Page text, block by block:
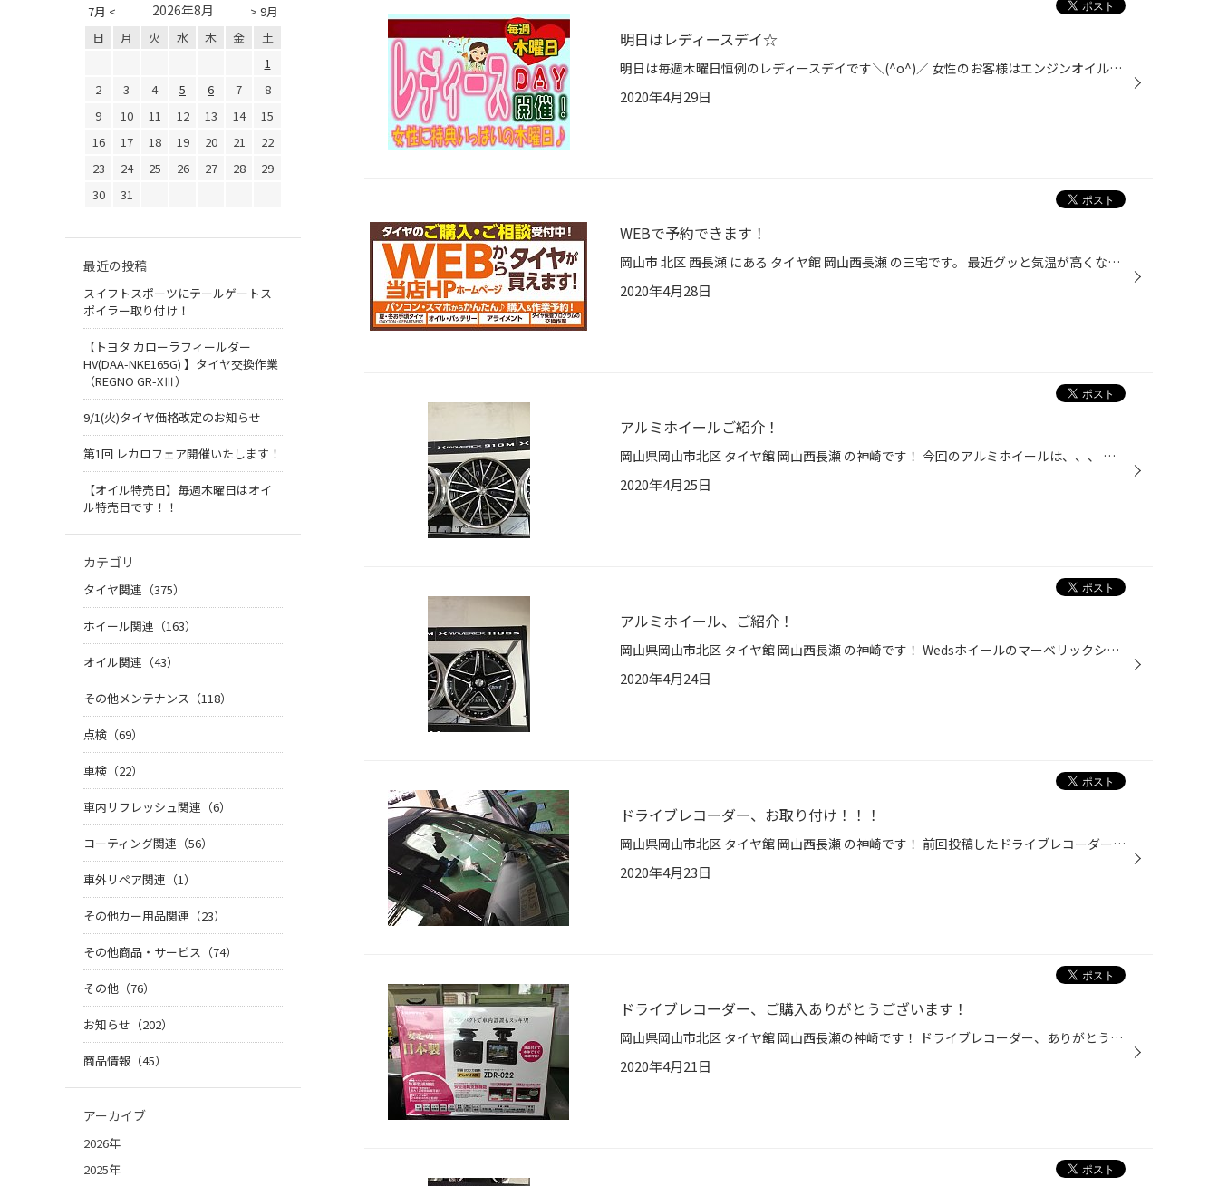
明日はレディースデイ☆
明日は毎週木曜日恒例のレディースデイです＼(^o^)／ 女性のお客様はエンジンオイル交換やバッテリー交換、ワイパー交換などの メンテナンス商品がお買い得☆ 男性の方も女性の方とご一緒であればお得に(^^♪ タイヤ点検も無料ですので、お気軽にご来店くださいませ☆
2020年4月29日
WEBで予約できます！
岡山市 北区 西長瀬 にある タイヤ館 岡山西長瀬 の三宅です。 最近グッと気温が高くなってポカポカな日が続いてますね(´∀｀) 日中は暑いくらいですね、、、真夏が今から恐ろしいです、、、笑 さて、タイヤ館は営業時間が18時までとなっておりますが、ゴールデンウィークも 5月6日以外は営業してお...
2020年4月28日
アルミホイールご紹介！
岡山県岡山市北区 タイヤ館 岡山西長瀬 の神崎です！ 今回のアルミホイールは、、、 マーベリック910M！！！ 前回紹介した、マーベリック1105Sとはかなり雰囲気変わりますね！！！ マーベリックシリーズでも様々なデザインございます！
2020年4月25日
アルミホイール、ご紹介！
岡山県岡山市北区 タイヤ館 岡山西長瀬 の神崎です！ Wedsホイールのマーベリックシリーズ！！！ 今回は、、、 マーベリック1105S！！！ まるで星型のようなスポーク！！！ 鉄製ホイールからの交換でもドンドン相談承ります！ お電話でも構いません！
2020年4月24日
ドライブレコーダー、お取り付け！！！
岡山県岡山市北区 タイヤ館 岡山西長瀬 の神崎です！ 前回投稿したドライブレコーダーのお取り付け完了いたしました！ この位置でも広角な撮影、可能です！！！ 運転席からも邪魔にならないような場所へ！ 気になるけどなかなか手が出せないお客様❗️ 相談からでも承ります！
2020年4月23日
ドライブレコーダー、ご購入ありがとうございます！
岡山県岡山市北区 タイヤ館 岡山西長瀬の神崎です！ ドライブレコーダー、ありがとうございます！ 今回は、前カメラのみ！ お車の防犯にも、快適なカーライフをサポートいたします！！！ 取り付けは、後日！！！ ご相談、いつでも承ります！ ※在庫に限りあります
2020年4月21日
7月 < > 9月
2026年8月
日 月 火 水 木 金
土
1
2
3 4 5 6 7
8
9
10 11 12 13 14
15
16
17 18 19 20 21
22
23
24 25 26 27 28
29
30
31
最近の投稿
スイフトスポーツにテールゲートス
ポイラー取り付け！
【トヨタ カローラフィールダー
HV(DAA-NKE165G) 】タイヤ交換作業
（REGNO GR-XⅢ）
9/1(火)タイヤ価格改定のお知らせ
第1回 レカロフェア開催いたします！
【オイル特売日】毎週木曜日はオイ
ル特売日です！！
カテゴリ
タイヤ関連（375）
ホイール関連（163）
オイル関連（43）
その他メンテナンス（118）
点検（69）
車検（22）
車内リフレッシュ関連（6）
コーティング関連（56）
車外リペア関連（1）
その他カー用品関連（23）
その他商品・サービス（74）
その他（76）
お知らせ（202）
商品情報（45）
アーカイブ
2026年
2025年